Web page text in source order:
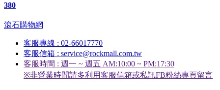
380
滾石購物網
客服專線 : 02-66017770
客服信箱 : service@rockmall.com.tw
客服時間 : 週一 ~ 週五 AM:10:00 ~ PM:17:30
※非營業時間請多利用客服信箱或私訊FB粉絲專頁留言